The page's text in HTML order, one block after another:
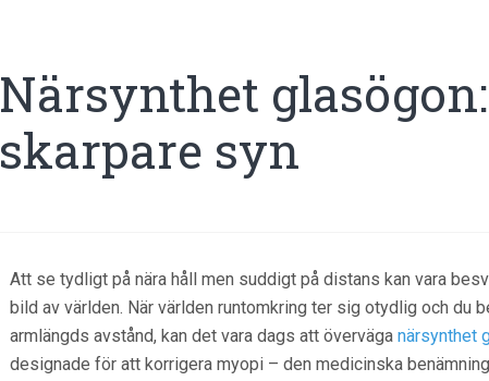
Närsynthet
skarpare syn
Att se tydligt på nära håll men suddigt på distans kan vara
bild av världen. När världen runtomkring ter sig otydlig och du
armlängds avstånd, kan det vara dags att överväga närsynthet
designade för att korrigera myopi – den medicinska